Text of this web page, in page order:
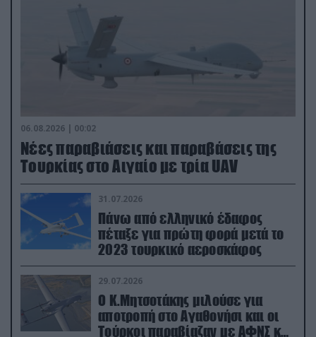
06.08.2026 | 00:02
Νέες παραβιάσεις και παραβάσεις της
Τουρκίας στο Αιγαίο με τρία UAV
31.07.2026
Πάνω από ελληνικό έδαφος
πέταξε για πρώτη φορά μετά το
2023 τουρκικό αεροσκάφος
29.07.2026
Ο Κ.Μητσοτάκης μιλούσε για
αποτροπή στο Αγαθονήσι και οι
Τούρκοι παραβίαζαν με ΑΦΝΣ και